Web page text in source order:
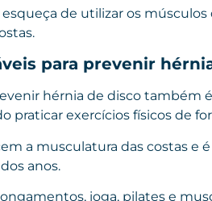
de utilizar os
para prevenir
hérnia de disco também
praticar exercícios físicos de
a musculatura das costas e
anos.
ioga, pilates e